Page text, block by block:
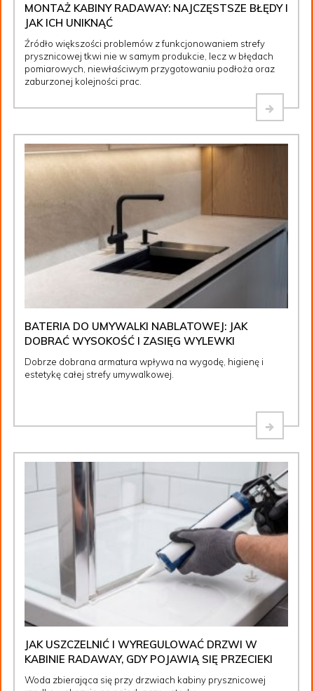
MONTAŻ KABINY RADAWAY: NAJCZĘSTSZE BŁĘDY I
JAK ICH UNIKNĄĆ
Źródło większości problemów z funkcjonowaniem strefy
prysznicowej tkwi nie w samym produkcie, lecz w błędach
pomiarowych, niewłaściwym przygotowaniu podłoża oraz
zaburzonej kolejności prac.
BATERIA DO UMYWALKI NABLATOWEJ: JAK
DOBRAĆ WYSOKOŚĆ I ZASIĘG WYLEWKI
Dobrze dobrana armatura wpływa na wygodę, higienę i
estetykę całej strefy umywalkowej.
JAK USZCZELNIĆ I WYREGULOWAĆ DRZWI W
KABINIE RADAWAY, GDY POJAWIĄ SIĘ PRZECIEKI
Woda zbierająca się przy drzwiach kabiny prysznicowej